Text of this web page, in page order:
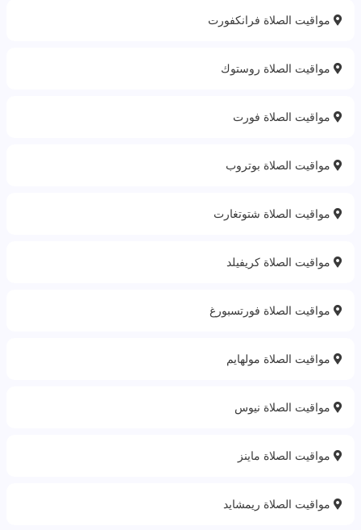
مواقيت الصلاة فرانكفورت
مواقيت الصلاة روستوك
مواقيت الصلاة فورت
مواقيت الصلاة بوتروب
مواقيت الصلاة شتوتغارت
مواقيت الصلاة كريفيلد
مواقيت الصلاة فورتسبورغ
مواقيت الصلاة مولهايم
مواقيت الصلاة نيوس
مواقيت الصلاة ماينز
مواقيت الصلاة ريمشايد